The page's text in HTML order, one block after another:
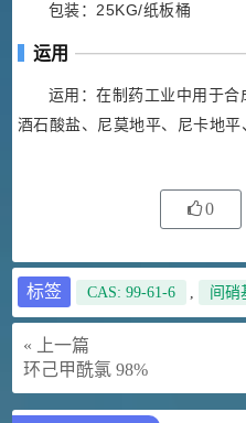
包装：25KG/纸板桶
运用
运用：在制药工业中用于
酒石酸盐、尼莫地平、尼卡地平
0
标签 CAS: 99-61-6 , 间硝
« 上一篇
环己甲酰氯 98%